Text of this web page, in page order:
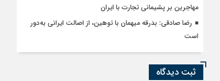
مهاجرین بر پشیمانی تجارت با ایران
رضا صادقی: بدرقه میهمان با توهین، از اصالت ایرانی به‌دور
است
ثبت دیدگاه